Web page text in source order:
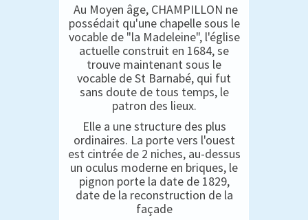
Au Moyen âge, CHAMPILLON ne
possédait qu'une chapelle sous le
vocable de "la Madeleine", l'église
actuelle construit en 1684, se
trouve maintenant sous le
vocable de St Barnabé, qui fut
sans doute de tous temps, le
patron des lieux.
Elle a une structure des plus
ordinaires. La porte vers l'ouest
est cintrée de 2 niches, au-dessus
un oculus moderne en briques, le
pignon porte la date de 1829,
date de la reconstruction de la
façade